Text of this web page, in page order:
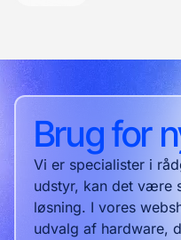
Brug for
Vi er specialister i
udstyr, kan det være
løsning. I vores
udvalg af hardware,